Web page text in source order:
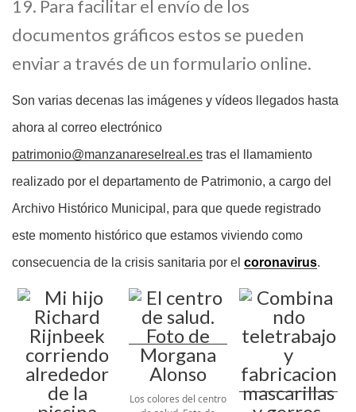
19. Para facilitar el envío de los
documentos gráficos estos se pueden
enviar a través de un formulario online.
Son varias decenas las imágenes y vídeos llegados hasta
ahora al correo electrónico
patrimonio@manzanareselreal.es tras el llamamiento
realizado por el departamento de Patrimonio, a cargo del
Archivo Histórico Municipal, para que quede registrado
este momento histórico que estamos viviendo como
consecuencia de la crisis sanitaria por el coronavirus.
Los colores del centro